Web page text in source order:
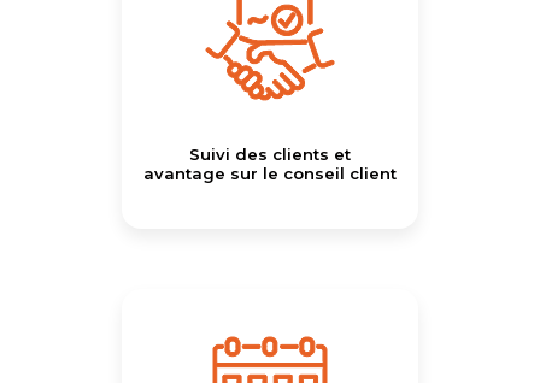
Suivi des clients et
avantage sur le conseil client